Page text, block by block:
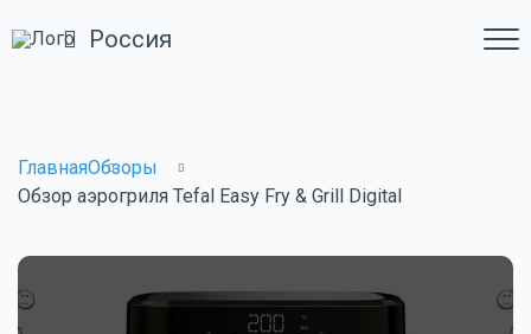
Россия
ГлавнаяОбзоры
Обзор аэрогриля Tefal Easy Fry & Grill Digital